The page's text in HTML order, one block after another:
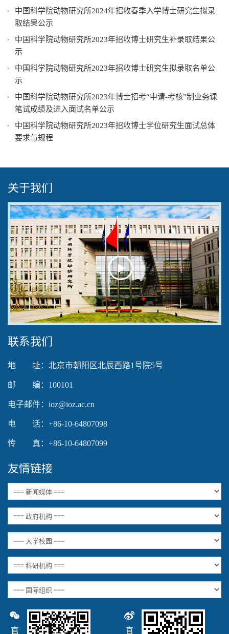
中国科学院动物研究所2024年招收春季入学博士研究生拟录
取结果公示
中国科学院动物研究所2023年招收博士研究生补录取结果公
示
中国科学院动物研究所2023年招收博士研究生拟录取名单公
示
中国科学院动物研究所2023年博士招考“申请-考核”制业务课
笔试成绩及进入面试名单公示
中国科学院动物研究所2023年招收博士学位研究生面试总体
要求与规程
关于我们
Play
Video
联系我们
地 址：北京市朝阳区北辰西路1号院5号
邮 编：100101
电子邮件：ioz@ioz.ac.cn
电 话：+86-10-64807098
传 真：+86-10-64807099
友情链接